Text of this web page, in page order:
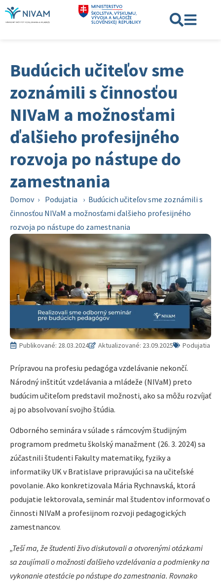
Budúcich učiteľov sme
zoznámili s činnosťou
NIVaM a možnosťami
ďalšieho profesijného
rozvoja po nástupe do
zamestnania
Domov › Podujatia › Budúcich učiteľov sme zoznámili s
činnosťou NIVaM a možnosťami ďalšieho profesijného
rozvoja po nástupe do zamestnania
Publikované: 28.03.2024 Aktualizované: 23.09.2025 Podujatia
Prípravou na profesiu pedagóga vzdelávanie nekončí.
Národný inštitút vzdelávania a mládeže (NIVaM) preto
budúcim učiteľom predstavil možnosti, ako sa môžu rozvíjať
aj po absolvovaní svojho štúdia.
Odborného seminára v súlade s rámcovým študijným
programom predmetu školský manažment (26. 3. 2024) sa
zúčastnili študenti Fakulty matematiky, fyziky a
informatiky UK v Bratislave pripravujúci sa na učiteľské
povolanie. Ako konkretizovala Mária Rychnavská, ktorá
podujatie lektorovala, seminár mal študentov informovať o
činnosti NIVaM a profesijnom rozvoji pedagogických
zamestnancov.
„Teší ma, že študenti živo diskutovali a otvorenými otázkami
sa zaujímali o možnosti ďalšieho vzdelávania a podmienky na
vykonanie atestácie po nástupe do zamestnania. Rovnako